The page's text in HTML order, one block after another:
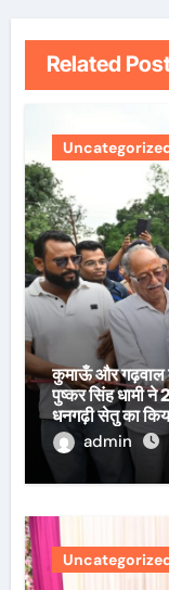
Related
कुमाऊँ और गढ़वाल
पुष्कर सिंह धामी
धनगढ़ी सेतु का
admin